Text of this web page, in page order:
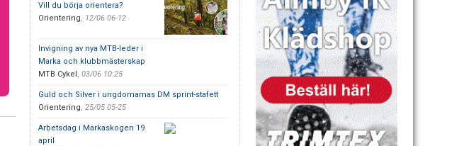
Vill du börja orientera?
Orientering, 12/06 06-12
Invigning av nya MTB-leder i
Marka och klubbmästerskap
MTB Cykel, 03/06 10:25
Guld och Silver i ungdomarnas DM sprint-stafett
Orientering, 25/05 05-25
Arbetsdag i Markaskogen 19
april